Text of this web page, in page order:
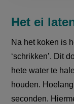
Het ei
Na het koken is
‘schrikken’. Dit
hete water te
houden.
seconden.